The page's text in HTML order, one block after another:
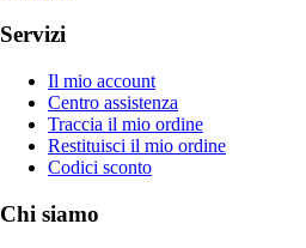
Servizi
Il mio account
Centro assistenza
Traccia il mio ordine
Restituisci il mio ordine
Codici sconto
Chi siamo